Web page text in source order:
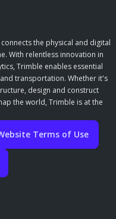
the physical and digital
With relentless innovation in
Trimble enables essential
transportation. Whether it's
design and construct
the world, Trimble is at the
Terms of Use